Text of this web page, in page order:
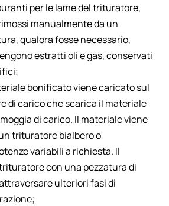
per le lame del trituratore,
manualmente da un
qualora fosse necessario,
estratti oli e gas, conservati
bonificato viene caricato sul
di carico che scarica il materiale
di carico. Il materiale viene
trituratore bialbero o
variabili a richiesta. Il
con una pezzatura di
ulteriori fasi di